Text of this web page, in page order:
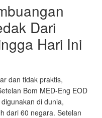
Dari
Hari Ini
dan tidak praktis,
Bom MED-Eng EOD
di dunia,
dari 60 negara. Setelan